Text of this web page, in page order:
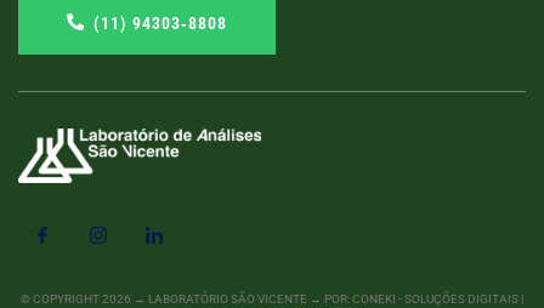
(11) 94303‑8808
© COPYRIGHT2026 → LABORATÓRIO SÃO VICENTE → POR: CONEKI - SOLUÇÕES DIGITAIS |